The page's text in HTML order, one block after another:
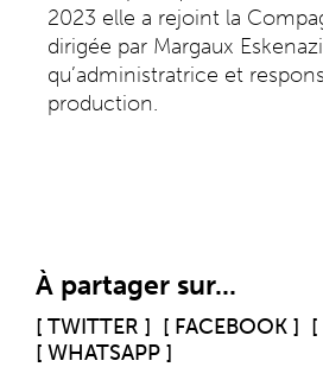
2023 elle a rejoint la
dirigée par Margaux
qu’administratrice et
production.
À partager sur...
[ TWITTER ] [ FACEBOOK ] [
[ WHATSAPP ]